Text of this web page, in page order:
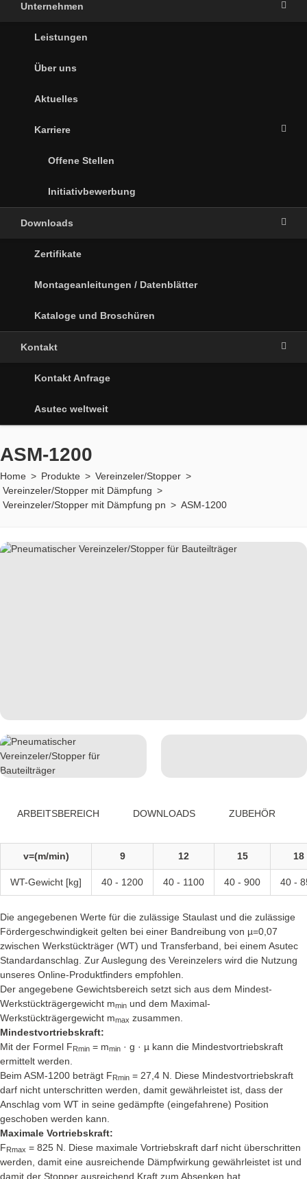
Unternehmen
Leistungen
Über uns
Aktuelles
Karriere
Offene Stellen
Initiativbewerbung
Downloads
Zertifikate
Montageanleitungen / Datenblätter
Kataloge und Broschüren
Kontakt
Kontakt Anfrage
Asutec weltweit
ASM-1200
Home > Produkte > Vereinzeler/Stopper >
Vereinzeler/Stopper mit Dämpfung >
Vereinzeler/Stopper mit Dämpfung pn > ASM-1200
ARBEITSBEREICH DOWNLOADS ZUBEHÖR
v=(m/min) 9 12 15 18
WT-Gewicht [kg] 40 - 1200 40 - 1100 40 - 900 40 -
Die angegebenen Werte für die zulässige Staulast und die zulässige
Fördergeschwindigkeit gelten bei einer Bandreibung von µ=0,07
zwischen Werkstückträger (WT) und Transferband, bei einem Asutec
Standardanschlag. Zur Auslegung des Vereinzelers wird die Nutzung
unseres Online-Produktfinders empfohlen.
Der angegebene Gewichtsbereich setzt sich aus dem Mindest-
Werkstückträgergewicht mmin und dem Maximal-
Werkstückträgergewicht mmax zusammen.
Mindestvortriebskraft:
Mit der Formel F Rmin = mmin · g · µ kann die Mindestvortriebskraft
ermittelt werden.
Beim ASM-1200 beträgt F Rmin = 27,4 N. Diese Mindestvortriebskraft
darf nicht unterschritten werden, damit gewährleistet ist, dass der
Anschlag vom WT in seine gedämpfte (eingefahrene) Position
geschoben werden kann.
Maximale Vortriebskraft:
F Rmax = 825 N. Diese maximale Vortriebskraft darf nicht überschritten
werden, damit eine ausreichende Dämpfwirkung gewährleistet ist und
damit der Stopper ausreichend Kraft zum Absenken hat.